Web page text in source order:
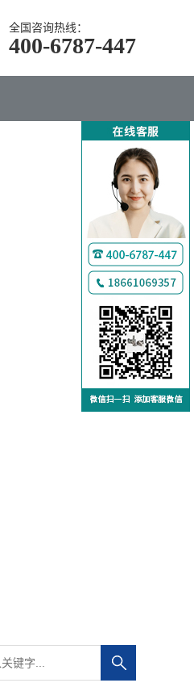
全国咨询热线：
400-6787-447